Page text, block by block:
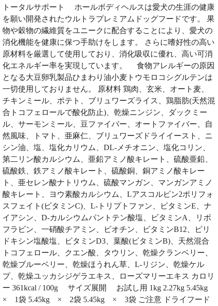
トータルサポート ホールボディヘルスは愛犬の生涯の健康
を願い開発されたウルトラプレミアムドッグフードです。 果
物や穀物の繊維質をユニークに配合することにより、愛犬の
消化機能を健康に保つ手助けをします。 さらに嗜好性の高い
原材料を厳選して使用しており、消化吸収に優れ、高い可消
化エネルギー率を実現しています。 食物アレルギーの原因
となる大豆卵乳製品ひまわり油小麦トウモロコシグルテンは
一切使用しておりません。 原材料 鶏肉、玄米、オート麦、
チキンミール、ポテト、ブリュワーズライス、鶏脂肪(天然混
合トコフェロールで酸化防止)、乾燥ニンジン、ダックミー
ル、サーモンミール、豆ファイバー、オートファイバー、自
然風味、トマト、亜麻仁、ブリュワーズドライイースト、ニ
シン油、塩、塩化カリウム、DL-メチオニン、塩化コリン、
第二リン酸カルシウム、亜鉛アミノ酸キレート、硫酸亜鉛、
硫酸鉄、鉄アミノ酸キレート、硫酸銅、銅アミノ酸キレー
ト、亜セレン酸ナトリウム、硫酸マンガン、マンガンアミノ
酸キレート、ヨウ素酸カルシウム、Lアスコルビン2ポリフォ
スフェイト(ビタミンC)、L-トリプトファン、ビタミンE、ナ
イアシン、D-カルシウムパントテン酸塩、ビタミンA、リボ
フラビン、一硝酸チアミン、ビオチン、ビタミンB12、ピリ
ドキシン塩酸塩、ビタミンD3、葉酸(ビタミンB)、天然混合
トコフェロール、クエン酸、タウリン、乾燥クランベリー、
乾燥ブルーベリー、乾燥ほうれん草、L-リジン、乾燥ケル
プ、乾燥ユッカシジゲラエキス、ローズマリーエキス カロリ
ー 361kcal / 100g サイズ展開 お試し用 1kg 2.27kg 5.45kg
× 1袋 5.45kg × 2袋 5.45kg × 3袋 ご注意 ドライフード